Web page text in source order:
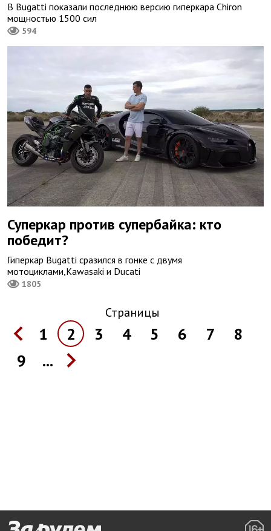
В Bugatti показали последнюю версию гиперкара Chiron
мощностью 1500 сил
594
Суперкар против супербайка: кто
победит?
Гиперкар Bugatti сразился в гонке с двумя
мотоциклами,Kawasaki и Ducati
1805
Страницы
1 2 3 4 5 6 7
8
9
...